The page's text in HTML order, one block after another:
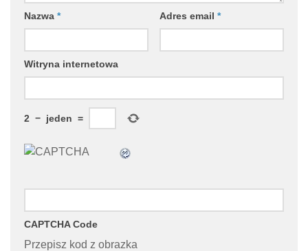
Nazwa * Adres email *
Witryna internetowa
2 − jeden =
CAPTCHA Code
Przepisz kod z obrazka